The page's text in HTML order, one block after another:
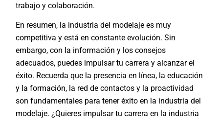
trabajo y colaboración.
En resumen, la industria del modelaje es muy
competitiva y está en constante evolución. Sin
embargo, con la información y los consejos
adecuados, puedes impulsar tu carrera y alcanzar el
éxito. Recuerda que la presencia en línea, la educación
y la formación, la red de contactos y la proactividad
son fundamentales para tener éxito en la industria del
modelaje. ¿Quieres impulsar tu carrera en la industria